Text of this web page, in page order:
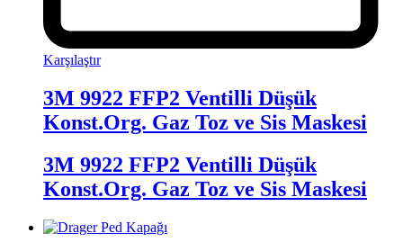
Karşılaştır
3M 9922 FFP2 Ventilli Düşük
Konst.Org. Gaz Toz ve Sis Maskesi
3M 9922 FFP2 Ventilli Düşük
Konst.Org. Gaz Toz ve Sis Maskesi